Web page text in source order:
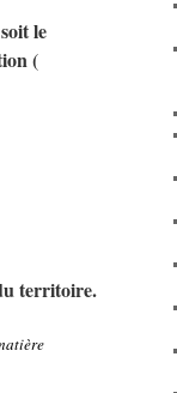
le
(
territoire.